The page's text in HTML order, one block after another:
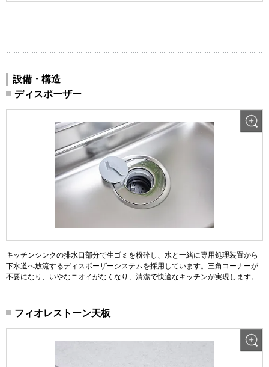
設備・構造
ディスポーザー
キッチンシンクの排水口部分で生ゴミを粉砕し、水と一緒に専用処理装置から
下水道へ放流するディスポーザーシステムを採用しています。三角コーナーが
不要になり、いやなニオイがなくなり、清潔で快適なキッチンが実現します。
フィオレストーン天板